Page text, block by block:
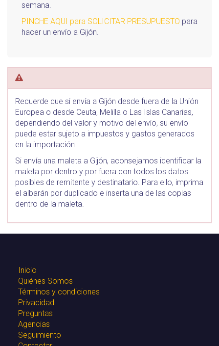
semana.
PINCHE AQUI para SOLICITAR PRESUPUESTO para
hacer un envío a Gijón.
Recuerde que si envía a Gijón desde fuera de la Unión
Europea o desde Ceuta, Melilla o Las Islas Canarias,
dependiendo del valor y motivo del envío, su envío
puede estar sujeto a impuestos y gastos generados
en la importación.
Si envía una maleta a Gijón, aconsejamos identificar la
maleta por dentro y por fuera con todos los datos
posibles de remitente y destinatario. Para ello, imprima
el albarán por duplicado e inserta una de las copias
dentro de la maleta.
Inicio
Quiénes Somos
Términos y condiciones
Privacidad
Preguntas
Agencias
Seguimiento